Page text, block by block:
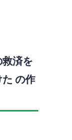
済を
た の作